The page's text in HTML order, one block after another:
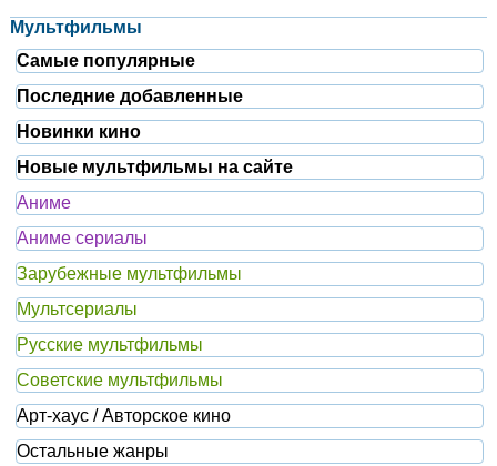
Мультфильмы
Самые популярные
Последние добавленные
Новинки кино
Новые мультфильмы на сайте
Аниме
Аниме сериалы
Зарубежные мультфильмы
Мультсериалы
Русские мультфильмы
Советские мультфильмы
Арт-хаус / Авторское кино
Остальные жанры